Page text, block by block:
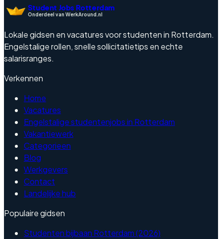
Student Jobs Rotterdam
Onderdeel van WerkAround.nl
Lokale gidsen en vacatures voor studenten in Rotterdam.
Engelstalige rollen, snelle sollicitatietips en echte
salarisranges.
Verkennen
Home
Vacatures
Engelstalige studentenjobs in Rotterdam
Vakantiewerk
Categorieen
Blog
Werkgevers
Contact
Landelijke hub
Populaire gidsen
Studenten bijbaan Rotterdam (2026)